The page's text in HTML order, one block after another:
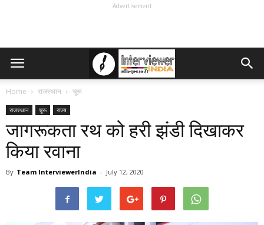
Advertisement
Home राजस्थान चूरू
राजस्थान चूरू राज्य
जागरूकता रथ को हरी झंडी दिखाकर
किया रवाना
By Team InterviewerIndia - July 12, 2020